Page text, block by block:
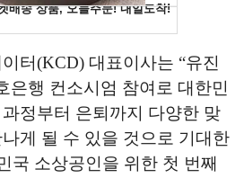
터(KCD) 대표이사는 “유진
은행 컨소시엄 참여로 대한민
정부터 은퇴까지 다양한 맞
게 될 수 있을 것으로 기대한
국 소상공인을 위한 첫 번째